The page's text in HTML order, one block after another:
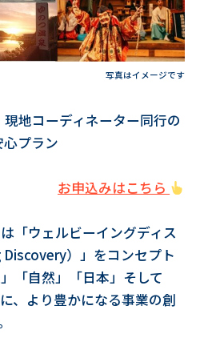
写真はイメージです
地コーディネーター同行の
心プラン
お申込みはこちら
「ウェルビーイングディス
）」をコンセプト
「自然」「日本」そして
、より豊かになる事業の創